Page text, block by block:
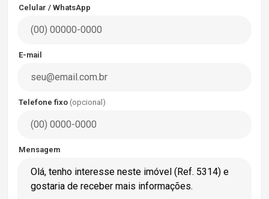
Celular / WhatsApp
E-mail
Telefone fixo (opcional)
Mensagem